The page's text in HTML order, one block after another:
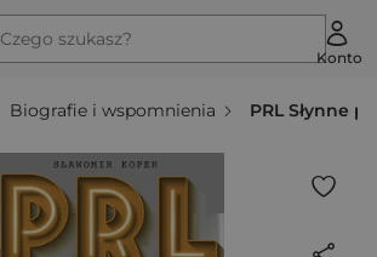
Czego szukasz?
Konto
Biografie i wspomnienia PRL Słynne